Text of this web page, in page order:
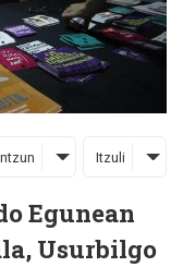
Itzuli
Egunean
Usurbilgo